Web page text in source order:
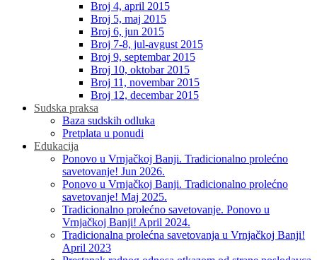
Broj 4, april 2015
Broj 5, maj 2015
Broj 6, jun 2015
Broj 7-8, jul-avgust 2015
Broj 9, septembar 2015
Broj 10, oktobar 2015
Broj 11, novembar 2015
Broj 12, decembar 2015
Sudska praksa
Baza sudskih odluka
Pretplata u ponudi
Edukacija
Ponovo u Vrnjačkoj Banji. Tradicionalno prolećno
savetovanje! Jun 2026.
Ponovo u Vrnjačkoj Banji. Tradicionalno prolećno
savetovanje! Maj 2025.
Tradicionalno prolećno savetovanje. Ponovo u
Vrnjačkoj Banji! April 2024.
Tradicionalna prolećna savetovanja u Vrnjačkoj Banji!
April 2023